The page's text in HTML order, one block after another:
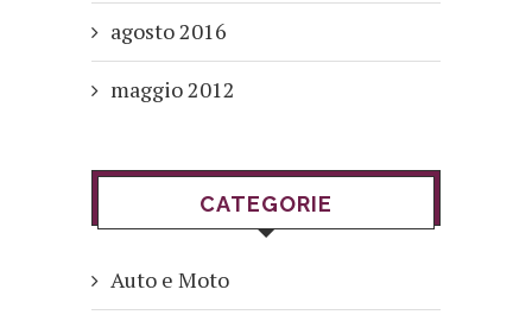
agosto 2016
maggio 2012
CATEGORIE
Auto e Moto